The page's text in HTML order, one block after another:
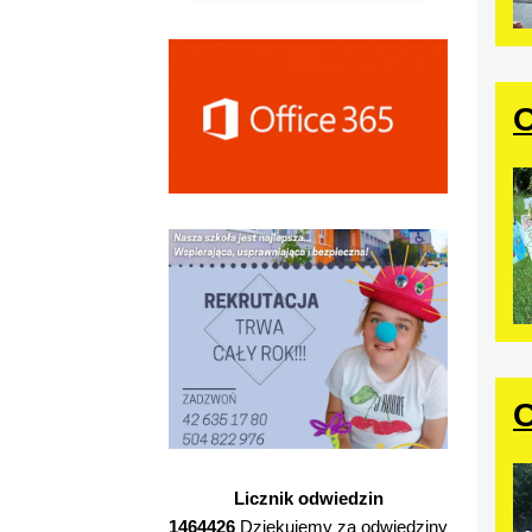
Licznik odwiedzin
1464426 Dziękujemy za odwiedziny